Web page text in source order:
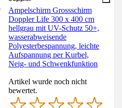
Ampelschirm Grossschirm
Doppler Life 300 x 400 cm
hellgrau mit UV-Schutz 50+,
wasserabweisende
Polyesterbespannung, leichte
Aufspannung per Kurbel,
Neig- und Schwenkfunktion
Artikel wurde noch nicht
bewertet.